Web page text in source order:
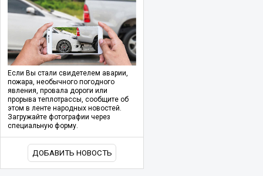
Если Вы стали свидетелем аварии,
пожара, необычного погодного
явления, провала дороги или
прорыва теплотрассы, сообщите об
этом в ленте народных новостей.
Загружайте фотографии через
специальную форму.
ДОБАВИТЬ НОВОСТЬ